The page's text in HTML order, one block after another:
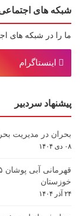
شبکه های
ما را در شبکه های
اینستاگرام
پیشنهاد سردبیر
بحران در مدیریت
۰۸ دی ۱۴۰۴
خوزستان
۲۴ آذر ۱۴۰۴